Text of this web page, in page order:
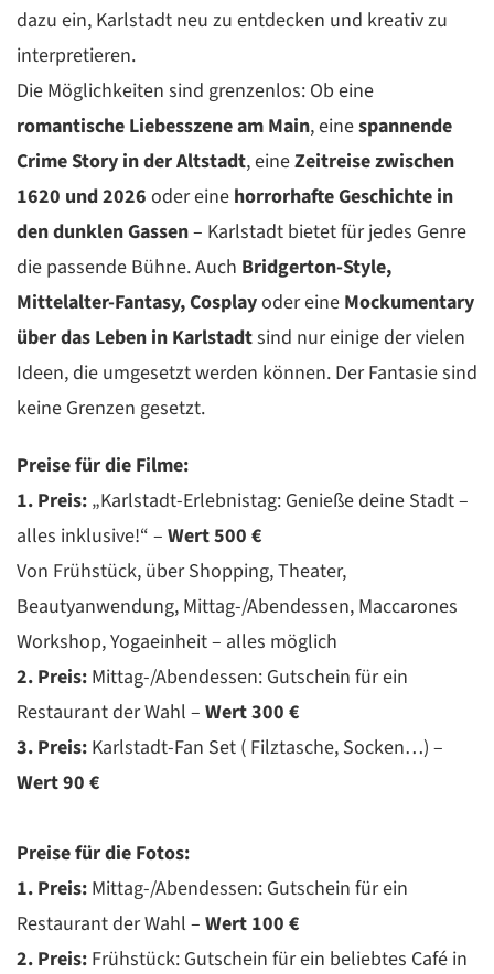
dazu ein, Karlstadt neu zu entdecken und kreativ zu
interpretieren.
Die Möglichkeiten sind grenzenlos: Ob eine
romantische Liebesszene am Main, einespannende
Crime Story in der Altstadt, eineZeitreise zwischen
1620 und 2026 oder eine horrorhafte Geschichte in
den dunklen Gassen– Karlstadt bietet für jedes Genre
die passende Bühne. Auch Bridgerton-Style,
Mittelalter-Fantasy,Cosplayoder eine Mockumentary
über das Leben in Karlstadtsind nur einige der vielen
Ideen, die umgesetzt werden können. Der Fantasie sind
keine Grenzen gesetzt.
Preise für die Filme:
1. Preis:„Karlstadt-Erlebnistag: Genieße deine Stadt –
alles inklusive!“ – Wert 500 €
Von Frühstück, über Shopping, Theater,
Beautyanwendung, Mittag-/Abendessen, Maccarones
Workshop, Yogaeinheit – alles möglich
2. Preis:Mittag-/Abendessen: Gutschein für ein
Restaurant der Wahl – Wert 300 €
3. Preis:Karlstadt-Fan Set ( Filztasche, Socken…) –
Wert 90 €
Preise für die Fotos:
1. Preis:Mittag-/Abendessen: Gutschein für ein
Restaurant der Wahl – Wert 100 €
2. Preis:Frühstück: Gutschein für ein beliebtes Café in